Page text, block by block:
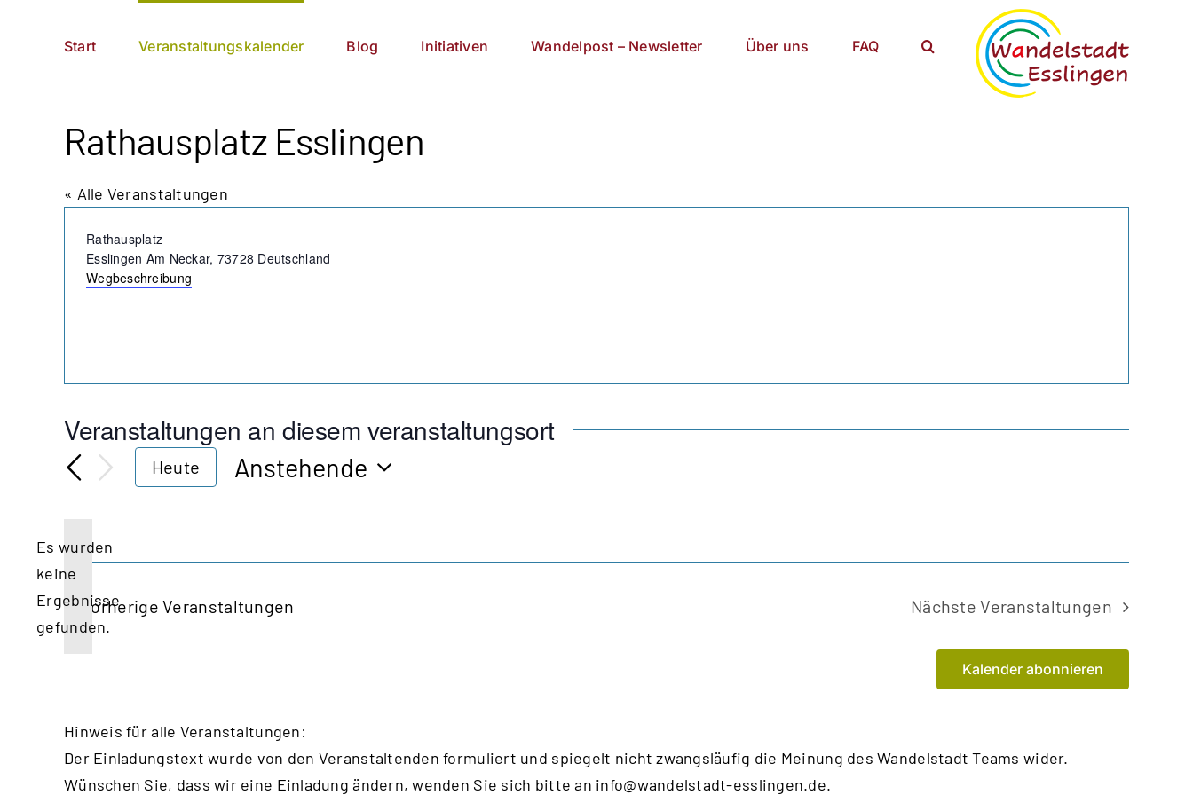
Start Veranstaltungskalender Blog Initiativen Wandelpost – Newsletter Über uns FAQ
Rathausplatz Esslingen
« Alle Veranstaltungen
Adresse
Rathausplatz
Esslingen Am Neckar, 73728 Deutschland
Wegbeschreibung
Veranstaltungen an diesem veranstaltungsort
Hinweis
Es wurden
keine
Ergebnisse
gefunden.
Heute
Anstehende
VorherigeVeranstaltungen NächsteVeranstaltungen
Kalender abonnieren
Hinweis für alle Veranstaltungen:
Der Einladungstext wurde von den Veranstaltenden formuliert und spiegelt nicht zwangsläufig die Meinung des Wandelstadt Teams wider.
Wünschen Sie, dass wir eine Einladung ändern, wenden Sie sich bitte an info@wandelstadt-esslingen.de.